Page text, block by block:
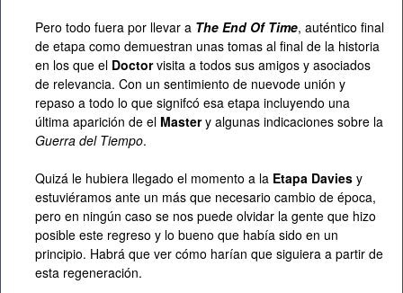
Pero todo fuera por llevar a The End Of Time, auténtico final
de etapa como demuestran unas tomas al final de la historia
en los que el Doctorvisita a todos sus amigos y asociados
de relevancia. Con un sentimiento de nuevode unión y
repaso a todo lo que signifcó esa etapa incluyendo una
última aparición de el Mastery algunas indicaciones sobre la
Guerra del Tiempo.
Quizá le hubiera llegado el momento a la Etapa Davies y
estuviéramos ante un más que necesario cambio de época,
pero en ningún caso se nos puede olvidar la gente que hizo
posible este regreso y lo bueno que había sido en un
principio. Habrá que ver cómo harían que siguiera a partir de
esta regeneración.